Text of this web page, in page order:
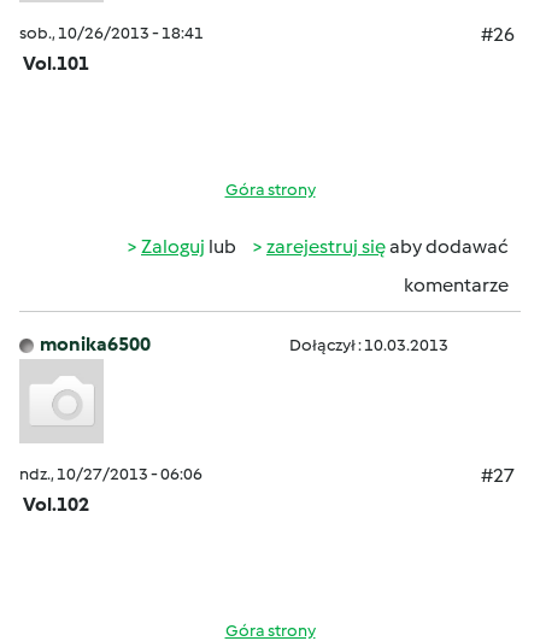
sob., 10/26/2013 - 18:41
#26
Vol.101
Góra strony
Zaloguj lub zarejestruj sięaby dodawać
komentarze
monika6500 Dołączył : 10.03.2013
ndz., 10/27/2013 - 06:06
#27
Vol.102
Góra strony